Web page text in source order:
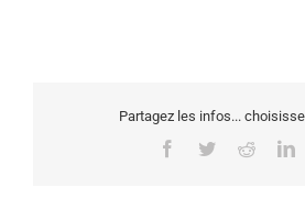
Partagez les infos...
Facebook
TwitterReddit